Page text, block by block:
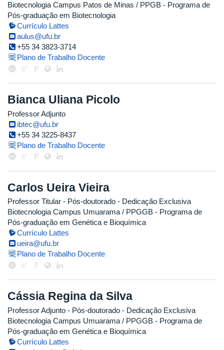
Biotecnologia Campus Patos de Minas / PPGB - Programa de
Pós-graduação em Biotecnologia
Currículo Lattes
aulus@ufu.br
+55 34 3823-3714
Plano de Trabalho Docente
Bianca Uliana Picolo
Professor Adjunto
ibtec@ufu.br
+55 34 3225-8437
Plano de Trabalho Docente
Carlos Ueira Vieira
Professor Titular - Pós-doutorado - Dedicação Exclusiva
Biotecnologia Campus Umuarama / PPGGB - Programa de
Pós-graduação em Genética e Bioquímica
Currículo Lattes
ueira@ufu.br
Plano de Trabalho Docente
Cássia Regina da Silva
Professor Adjunto - Pós-doutorado - Dedicação Exclusiva
Biotecnologia Campus Umuarama / PPGGB - Programa de
Pós-graduação em Genética e Bioquímica
Currículo Lattes